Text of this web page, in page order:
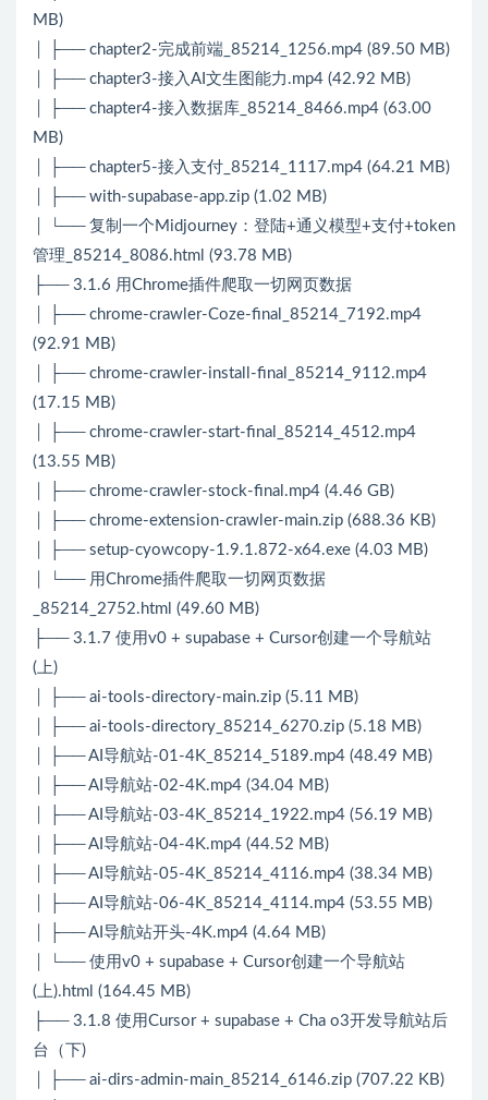
MB)
│ ├── chapter2-完成前端_85214_1256.mp4 (89.50 MB)
│ ├── chapter3-接入AI文生图能力.mp4 (42.92 MB)
│ ├── chapter4-接入数据库_85214_8466.mp4 (63.00
MB)
│ ├── chapter5-接入支付_85214_1117.mp4 (64.21 MB)
│ ├── with-supabase-app.zip (1.02 MB)
│ └── 复制一个Midjourney：登陆+通义模型+支付+token
管理_85214_8086.html (93.78 MB)
├── 3.1.6 用Chrome插件爬取一切网页数据
│ ├── chrome-crawler-Coze-final_85214_7192.mp4
(92.91 MB)
│ ├── chrome-crawler-install-final_85214_9112.mp4
(17.15 MB)
│ ├── chrome-crawler-start-final_85214_4512.mp4
(13.55 MB)
│ ├── chrome-crawler-stock-final.mp4 (4.46 GB)
│ ├── chrome-extension-crawler-main.zip (688.36 KB)
│ ├── setup-cyowcopy-1.9.1.872-x64.exe (4.03 MB)
│ └── 用Chrome插件爬取一切网页数据
_85214_2752.html (49.60 MB)
├── 3.1.7 使用v0 + supabase + Cursor创建一个导航站
(上)
│ ├── ai-tools-directory-main.zip (5.11 MB)
│ ├── ai-tools-directory_85214_6270.zip (5.18 MB)
│ ├── AI导航站-01-4K_85214_5189.mp4 (48.49 MB)
│ ├── AI导航站-02-4K.mp4 (34.04 MB)
│ ├── AI导航站-03-4K_85214_1922.mp4 (56.19 MB)
│ ├── AI导航站-04-4K.mp4 (44.52 MB)
│ ├── AI导航站-05-4K_85214_4116.mp4 (38.34 MB)
│ ├── AI导航站-06-4K_85214_4114.mp4 (53.55 MB)
│ ├── AI导航站开头-4K.mp4 (4.64 MB)
│ └── 使用v0 + supabase + Cursor创建一个导航站
(上).html (164.45 MB)
├── 3.1.8 使用Cursor + supabase + Cha o3开发导航站后
台（下)
│ ├── ai-dirs-admin-main_85214_6146.zip (707.22 KB)